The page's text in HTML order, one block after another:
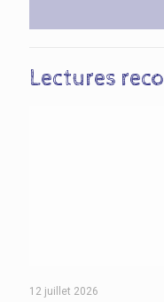
Lectures
12 juillet 2026